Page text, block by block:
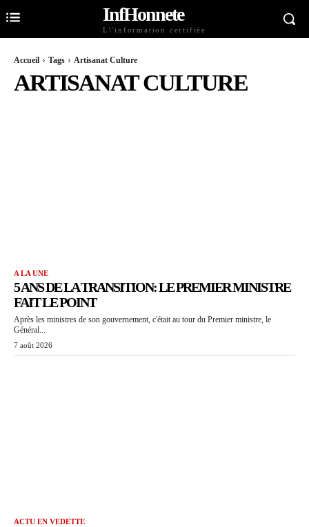
InfHonnete
L\'information certifiée
Accueil Tags Artisanat Culture
ARTISANAT CULTURE
A LA UNE
5 ANS DE LA TRANSITION: LE PREMIER MINISTRE
FAIT LE POINT
Après les ministres de son gouvernement, c'était au tour du Premier ministre, le
Général...
7 août 2026
ACTU EN VEDETTE